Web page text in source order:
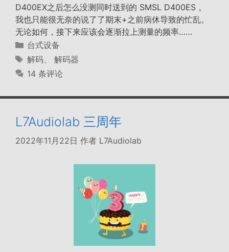
D400EX之后怎么没测同时送到的 SMSL D400ES 。
我也只能很无奈的说了了期末+之前病休导致的忙乱。
无论如何，接下来应该会逐渐拉上测量的频率……
分
类
台式设备
标
签
解码、 解码器
14 条评论
L7Audiolab 三周年
2022年11月22日 作者 L7Audiolab